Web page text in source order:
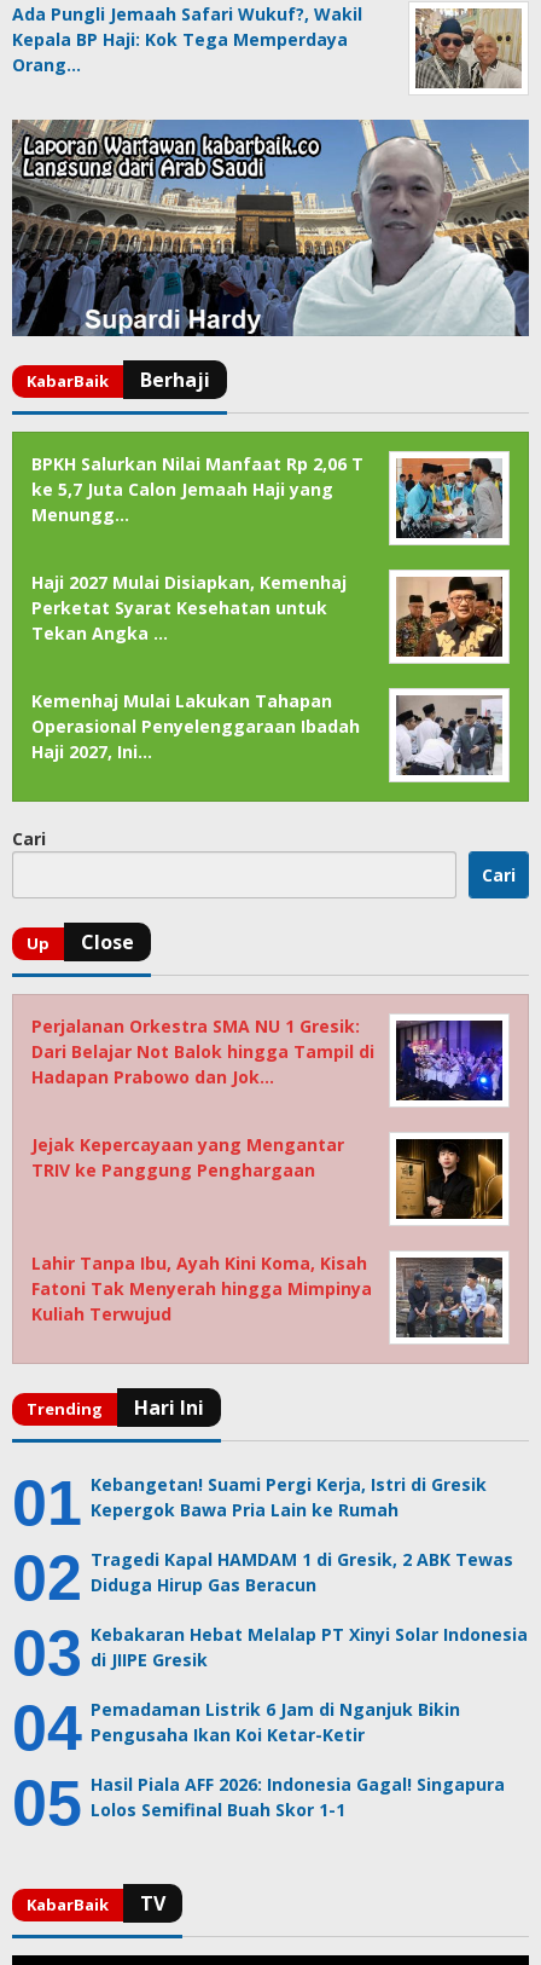
Ada Pungli Jemaah Safari Wukuf?, Wakil
Kepala BP Haji: Kok Tega Memperdaya
Orang…
BPKH Salurkan Nilai Manfaat Rp 2,06 T
ke 5,7 Juta Calon Jemaah Haji yang
Menungg…
Haji 2027 Mulai Disiapkan, Kemenhaj
Perketat Syarat Kesehatan untuk
Tekan Angka …
Kemenhaj Mulai Lakukan Tahapan
Operasional Penyelenggaraan Ibadah
Haji 2027, Ini…
Cari
Cari
Perjalanan Orkestra SMA NU 1 Gresik:
Dari Belajar Not Balok hingga Tampil di
Hadapan Prabowo dan Jok…
Jejak Kepercayaan yang Mengantar
TRIV ke Panggung Penghargaan
Lahir Tanpa Ibu, Ayah Kini Koma, Kisah
Fatoni Tak Menyerah hingga Mimpinya
Kuliah Terwujud
Kebangetan! Suami Pergi Kerja, Istri di Gresik
Kepergok Bawa Pria Lain ke Rumah
Tragedi Kapal HAMDAM 1 di Gresik, 2 ABK Tewas
Diduga Hirup Gas Beracun
Kebakaran Hebat Melalap PT Xinyi Solar Indonesia
di JIIPE Gresik
Pemadaman Listrik 6 Jam di Nganjuk Bikin
Pengusaha Ikan Koi Ketar-Ketir
Hasil Piala AFF 2026: Indonesia Gagal! Singapura
Lolos Semifinal Buah Skor 1-1